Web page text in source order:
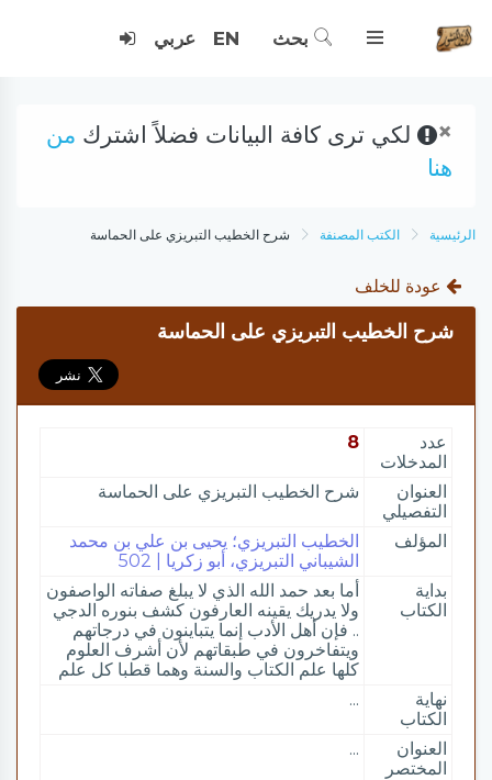
بحث EN عربي
× لكي ترى كافة البيانات فضلاً اشترك من
هنا
الرئيسية الكتب المصنفة شرح الخطيب التبريزي على الحماسة
عودة للخلف
شرح الخطيب التبريزي على الحماسة
عدد
المدخلات
8
العنوان
التفصيلي
شرح الخطيب التبريزي على الحماسة
المؤلف
الخطيب التبريزي؛ يحيى بن علي بن محمد
الشيباني التبريزي، أبو زكريا | 502
بداية
الكتاب
أما بعد حمد الله الذي لا يبلغ صفاته الواصفون
ولا يدريك يقينه العارفون كشف بنوره الدجي
.. فإن أهل الأدب إنما يتباينون في درجاتهم
ويتفاخرون في طبقاتهم لأن أشرف العلوم
كلها علم الكتاب والسنة وهما قطبا كل علم
نهاية
الكتاب
...
العنوان
المختصر
...